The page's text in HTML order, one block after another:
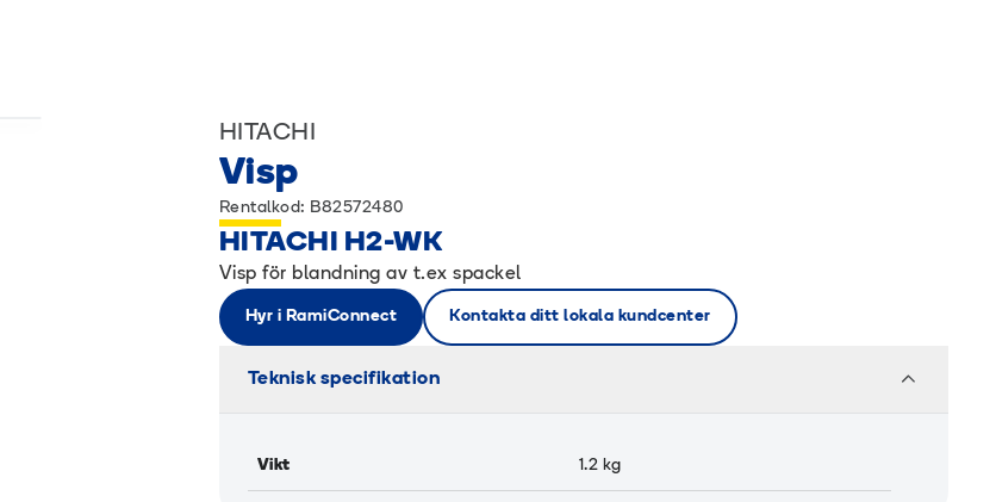
HITACHI
Visp
Rentalkod: B82572480
HITACHI H2-WK
Visp för blandning av t.ex spackel
Hyr i RamiConnect Kontakta ditt lokala kundcenter
Teknisk specifikation
Vikt 1.2 kg